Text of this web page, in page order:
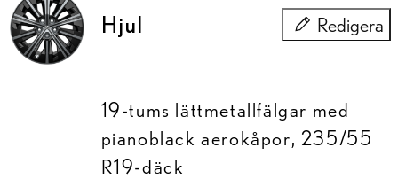
Hjul Redigera
Hjul
19-tums lättmetallfälgar med
pianoblack aerokåpor, 235/55
R19-däck